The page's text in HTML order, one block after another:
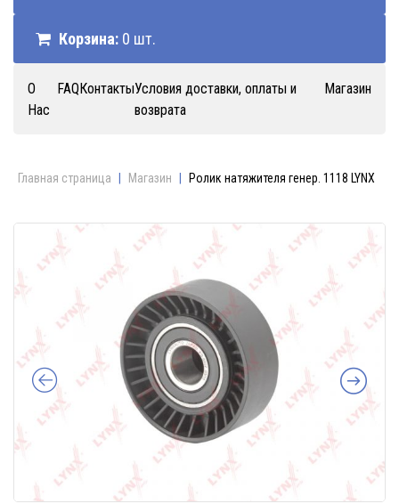
Корзина: 0 шт.
О
Нас
FAQКонтактыУсловия доставки, оплаты и
возврата
Магазин
Главная страница Магазин Ролик натяжителя генер. 1118 LYNX